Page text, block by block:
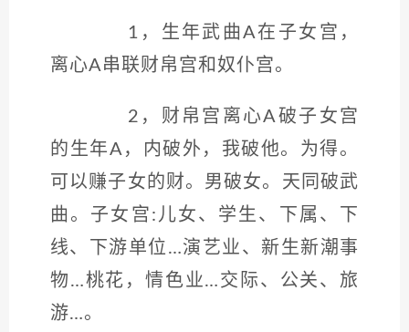
1，生年武曲A在子女宫，
离心A串联财帛宫和奴仆宫。
2，财帛宫离心A破子女宫
的生年A，内破外，我破他。为得。
可以赚子女的财。男破女。天同破武
曲。子女宫:儿女、学生、下属、下
线、下游单位…演艺业、新生新潮事
物…桃花，情色业…交际、公关、旅
游…。